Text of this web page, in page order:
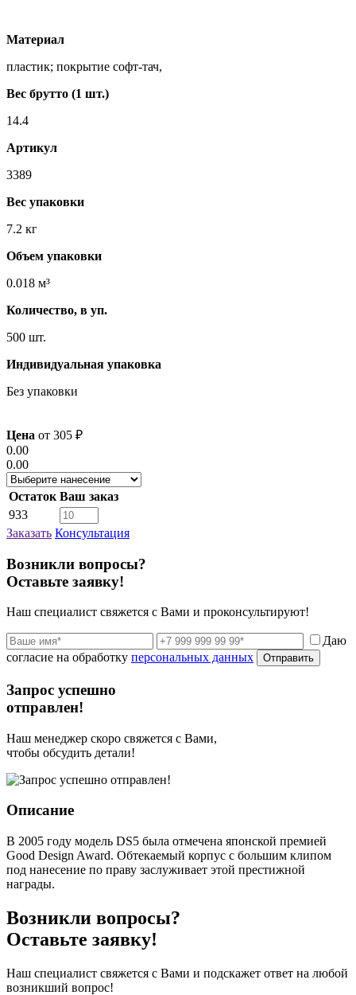
Материал
пластик; покрытие софт-тач,
Вес брутто (1 шт.)
14.4
Артикул
3389
Вес упаковки
7.2 кг
Объем упаковки
0.018 м³
Количество, в уп.
500 шт.
Индивидуальная упаковка
Без упаковки
Цена от 305 ₽
0.00
0.00
Остаток Ваш заказ
933
Заказать Консультация
Возникли вопросы?
Оставьте заявку!
Наш специалист свяжется с Вами и проконсультируют!
Даю
согласие на обработку персональных данных Отправить
Запрос успешно
отправлен!
Наш менеджер скоро свяжется с Вами,
чтобы обсудить детали!
Описание
В 2005 году модель DS5 была отмечена японской премией
Good Design Award. Обтекаемый корпус с большим клипом
под нанесение по праву заслуживает этой престижной
награды.
Возникли вопросы?
Оставьте заявку!
Наш специалист свяжется с Вами и подскажет ответ на любой
возникший вопрос!